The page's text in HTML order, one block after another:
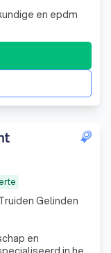
en epdm
en
Gelinden